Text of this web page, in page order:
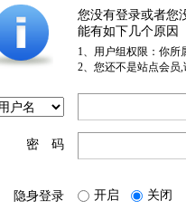
您没有登录或者您
能有如下几个原因
1、用户组权限：你所
2、您还不是站点会员
密 码
隐身登录 开启 关闭